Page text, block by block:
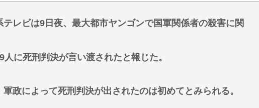
ウクライナに残されている時間は少ない。民間施設テロではなく
ネーズ、異論は認める
テレビは9日夜、最大都市ヤンゴンで国軍関係者の殺害に関
に死刑判決が言い渡されたと報じた。
政によって死刑判決が出されたのは初めてとみられる。